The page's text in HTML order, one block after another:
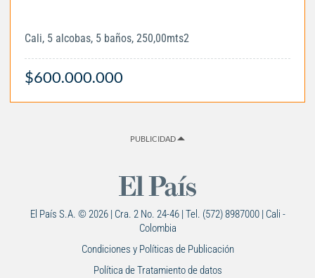
Cali, 5 alcobas, 5 baños, 250,00mts2
$600.000.000
PUBLICIDAD
El País S.A. © 2026 | Cra. 2 No. 24-46 | Tel. (572) 8987000 | Cali -
Colombia
Condiciones y Políticas de Publicación
Política de Tratamiento de datos